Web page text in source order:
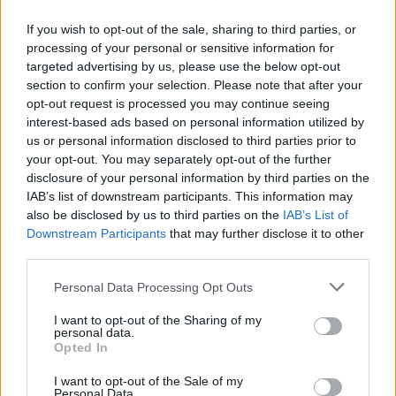
If you wish to opt-out of the sale, sharing to third parties, or
processing of your personal or sensitive information for
targeted advertising by us, please use the below opt-out
section to confirm your selection. Please note that after your
opt-out request is processed you may continue seeing
interest-based ads based on personal information utilized by
us or personal information disclosed to third parties prior to
your opt-out. You may separately opt-out of the further
disclosure of your personal information by third parties on the
IAB’s list of downstream participants. This information may
also be disclosed by us to third parties on the IAB’s List of
Downstream Participants that may further disclose it to other
Personal Data Processing Opt Outs
I want to opt-out of the Sharing of my
personal data.
Opted In
I want to opt-out of the Sale of my
messo a soqquadro la chat per capire chi ha
scritto, ci sarebbe stata un'indagine della
procura e WhatsApp avrebbe detto che sono
stati violati i termini e le condizioni del
contratto...", attacca Porro. E ancora:
sarebbero già state sequestrate le chat
indagato chi ha scritto "uccidiamolo",
continua Cruciani. I due ricordano un altro
dato surreale: la frase nella chat di Giannini
non farà scattare nessuna indagine, va da sé,
ma Vannacci è sotto inchiesta per istigazione
all'odio razziale per quanto scritto in un libro
best seller...